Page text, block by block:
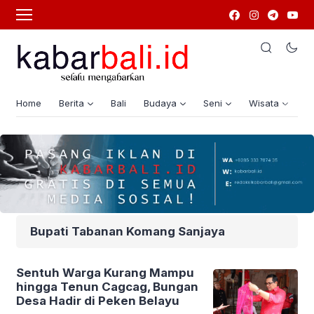
Home Berita Bali Budaya Seni Wisata
Bupati Tabanan Komang Sanjaya
Sentuh Warga Kurang Mampu
hingga Tenun Cagcag, Bungan
Desa Hadir di Peken Belayu